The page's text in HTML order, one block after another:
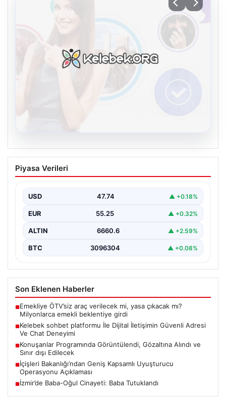
08.08.2026
Kelebek sohbet platformu İle Dijital
İletişimin Güvenli Adresi Ve Chat
Dijital ortamında bireylerin seviyeli bir biçimde irtibat
Piyasa Verileri
USD 47.74 ▲ +0.18%
EUR 55.25 ▲ +0.32%
ALTIN 6660.6 ▲ +2.59%
BTC 3096304 ▲ +0.08%
Son Eklenen Haberler
■Emekliye ÖTV’siz araç verilecek mi, yasa çıkacak mı?
Milyonlarca emekli beklentiye girdi
■Kelebek sohbet platformu İle Dijital İletişimin Güvenli Adresi
Ve Chat Deneyimi
■Konuşanlar Programında Görüntülendi, Gözaltına Alındı ve
Sınır dışı Edilecek
■İçişleri Bakanlığı’ndan Geniş Kapsamlı Uyuşturucu
Operasyonu Açıklaması
■İzmir’de Baba-Oğul Cinayeti: Baba Tutuklandı